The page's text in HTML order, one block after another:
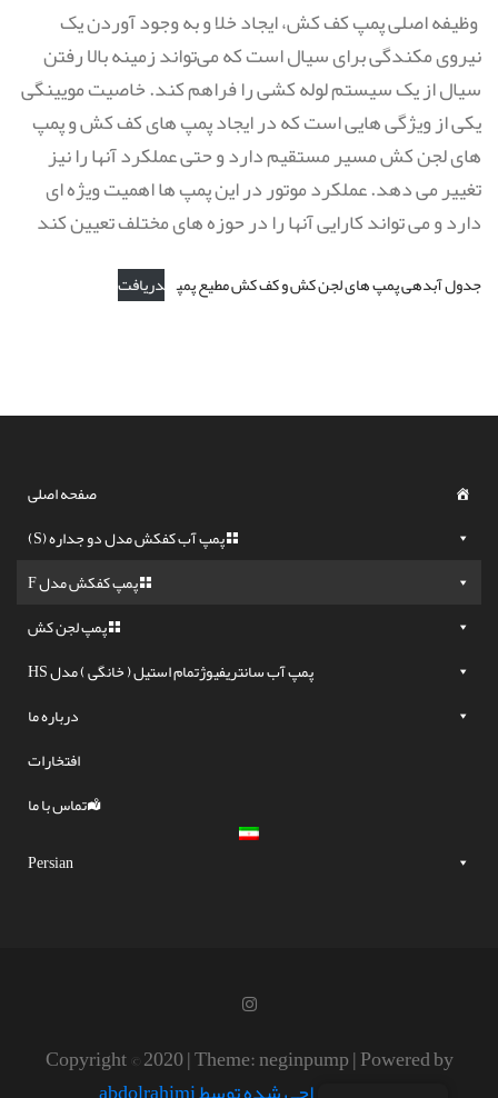
وظیفه اصلی پمپ کف کش، ایجاد خلا و به وجود آوردن یک
نیروی مکندگی برای سیال است که می‌تواند زمینه بالا رفتن
سیال از یک سیستم لوله کشی را فراهم کند. خاصیت مویینگی
یکی از ویژگی هایی است که در ایجاد پمپ های کف کش و پمپ
های لجن کش مسیر مستقیم دارد و حتی عملکرد آنها را نیز
تغییر می دهد. عملکرد موتور در این پمپ ها اهمیت ویژه ای
دارد و می تواند کارایی آنها را در حوزه های مختلف تعیین کند
جدول آبدهی پمپ های لجن کش و کف کش مطیع پمپ دریافت
صفحه اصلی
پمپ آب کفکش مدل دو جداره (S)
پمپ کفکش مدل F
پمپ لجن کش
پمپ آب سانتریفیوژتمام استیل ( خانگی ) مدل HS
درباره ما
افتخارات
تماس با ما
Persian
Copyright © 2020 | Theme: neginpump | Powered by